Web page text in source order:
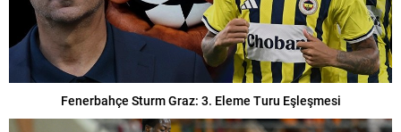
Fenerbahçe Sturm Graz: 3. Eleme Turu Eşleşmesi